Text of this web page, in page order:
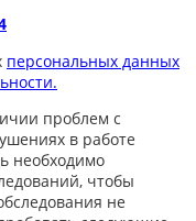
персональных данных
проблем с
в работе
необходимо
чтобы
не